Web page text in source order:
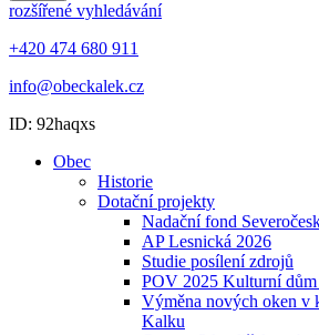
rozšířené vyhledávání
+420 474 680 911
info@obeckalek.cz
ID: 92haqxs
Obec
Historie
Dotační projekty
Nadační fond
AP Lesnická 2026
Studie posílení zdrojů
POV 2025 Kulturní
Výměna nových oken v
Kalku